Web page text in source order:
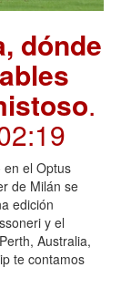
dónde
.
en el Optus
de Milán se
edición
y el
Australia,
te contamos